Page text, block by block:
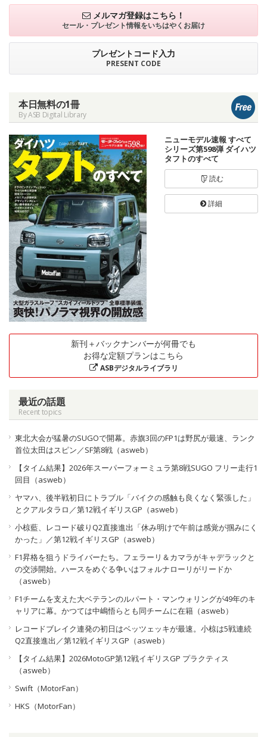
メルマガ登録はこちら！
セール・プレゼント情報をいちはやくお届け
プレゼントコード入力
PRESENT CODE
本日無料の1冊
By ASB Digital Library
ニューモデル速報 すべて
シリーズ第598弾 ダイハツ
タフトのすべて
読む
詳細
新刊＋バックナンバーが何冊でも
お得な定額プランはこちら
ASBデジタルライブラリ
最近の話題
Recent topics
東北大会が猛暑のSUGOで開幕。赤旗3回のFP1は野尻が最速、ランク
首位太田はスピン／SF第8戦（asweb）
【タイム結果】2026年スーパーフォーミュラ第8戦SUGO フリー走行1
回目（asweb）
ヤマハ、後半戦初日にトラブル「バイクの感触も良くなく緊張した」
とクアルタラロ／第12戦イギリスGP（asweb）
小椋藍、レコード破りQ2直接進出「休み明けで午前は感覚が掴みにく
かった」／第12戦イギリスGP（asweb）
F1昇格を狙うドライバーたち。フェラーリ＆カマラがキャデラックと
の交渉開始。ハースをめぐる争いはフォルナローリがリードか
（asweb）
F1チームを支えた大ベテランのルパート・マンウォリングが49年のキ
ャリアに幕。かつては中嶋悟らとも同チームに在籍（asweb）
レコードブレイク連発の初日はベッツェッキが最速。小椋は5戦連続
Q2直接進出／第12戦イギリスGP（asweb）
【タイム結果】2026MotoGP第12戦イギリスGP プラクティス
（asweb）
Swift（MotorFan）
HKS（MotorFan）